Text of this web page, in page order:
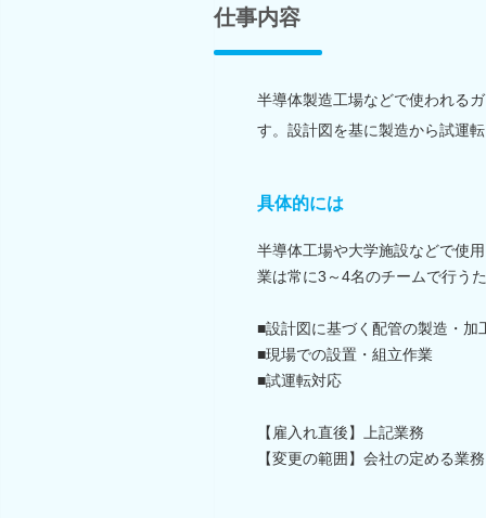
仕事内容
半導体製造工場などで使われる
す。設計図を基に製造から試運
具体的には
半導体工場や大学施設などで使
業は常に3～4名のチームで行う
■設計図に基づく配管の製造・加
■現場での設置・組立作業
■試運転対応
【雇入れ直後】上記業務
【変更の範囲】会社の定める業務